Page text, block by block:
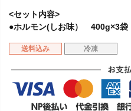
<セット内容>
●ホルモン(しお味） 400g×3袋
送料込み 冷凍